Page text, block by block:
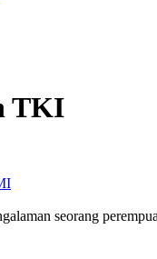
TKI
seorang